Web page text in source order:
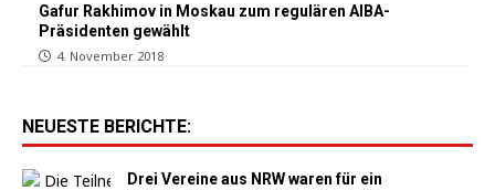
Gafur Rakhimov in Moskau zum regulären AIBA-
Präsidenten gewählt
4. November 2018
NEUESTE BERICHTE:
Drei Vereine aus NRW waren für ein